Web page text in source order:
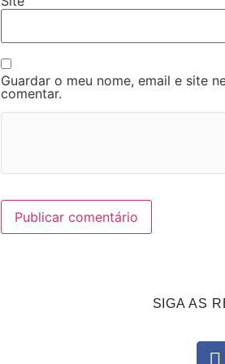
Guardar o meu nome, email e site
comentar.
SIGA AS